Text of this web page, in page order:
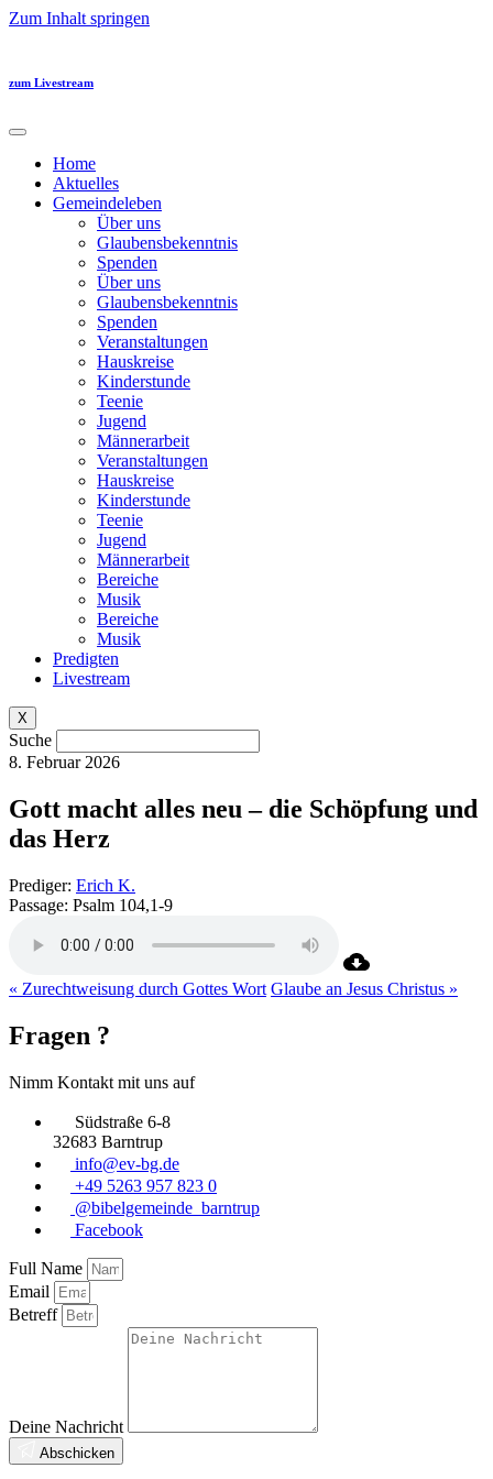
Zum Inhalt springen
zum Livestream
Home
Aktuelles
Gemeindeleben
Über uns
Glaubensbekenntnis
Spenden
Über uns
Glaubensbekenntnis
Spenden
Veranstaltungen
Hauskreise
Kinderstunde
Teenie
Jugend
Männerarbeit
Veranstaltungen
Hauskreise
Kinderstunde
Teenie
Jugend
Männerarbeit
Bereiche
Musik
Bereiche
Musik
Predigten
Livestream
X
Suche
8. Februar 2026
Gott macht alles neu – die Schöpfung und
das Herz
Prediger: Erich K.
Passage: Psalm 104,1-9
« Zurechtweisung durch Gottes Wort Glaube an Jesus Christus »
Fragen ?
Nimm Kontakt mit uns auf
Südstraße 6-8
32683 Barntrup
info@ev-bg.de
+49 5263 957 823 0
@bibelgemeinde_barntrup
Facebook
Full Name
Email
Betreff
Deine Nachricht
Abschicken